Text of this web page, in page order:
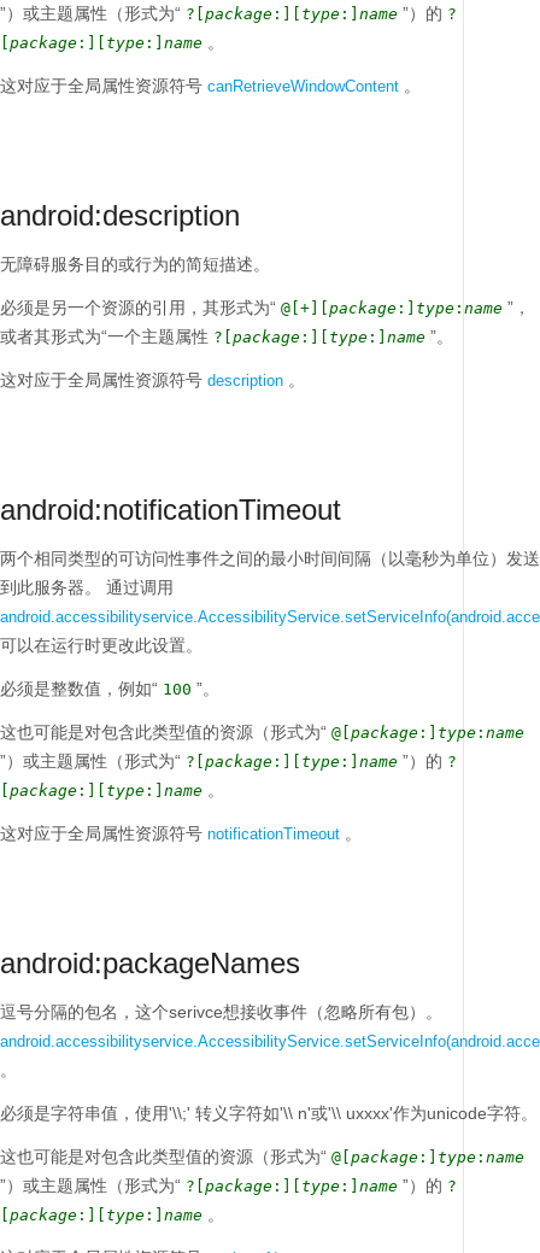
”）或主题属性（形式为“ ?[ package :][ type :] name ”）的 ?
package :][ type :] name 。
这对应于全局属性资源符号 canRetrieveWindowContent 。
android:description
无障碍服务目的或行为的简短描述。
必须是另一个资源的引用，其形式为“ @[+][ package :] type : name ”，
或者其形式为“一个主题属性 ?[ package :][ type :] name ”。
这对应于全局属性资源符号 description 。
android:notificationTimeout
两个相同类型的可访问性事件之间的最小时间间隔（以毫秒为单位）发送
到此服务器。
通过调用
可以在运行时更改此设置。
必须是整数值，例如“ 100 ”。
这也可能是对包含此类型值的资源（形式为“ @[ package :] type : name
”）或主题属性（形式为“ ?[ package :][ type :] name ”）的 ?
package :][ type :] name 。
这对应于全局属性资源符号 notificationTimeout 。
android:packageNames
逗号分隔的包名，这个serivce想接收事件（忽略所有包）。
。
必须是字符串值，使用'\\;' 转义字符如'\\ n'或'\\ uxxxx'作为unicode字符。
这也可能是对包含此类型值的资源（形式为“ @[ package :] type : name
”）或主题属性（形式为“ ?[ package :][ type :] name ”）的 ?
package :][ type :] name 。